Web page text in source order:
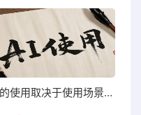
ai的使用取决于使用场景，现在在做的都是在寻找搭建使用场景